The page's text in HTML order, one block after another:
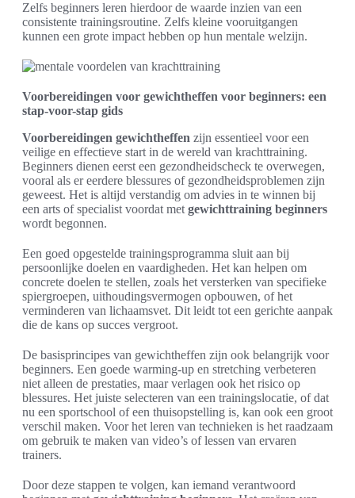
Zelfs beginners leren hierdoor de waarde inzien van een
consistente trainingsroutine. Zelfs kleine vooruitgangen
kunnen een grote impact hebben op hun mentale welzijn.
Voorbereidingen voor gewichtheffen voor beginners: een
stap-voor-stap gids
Voorbereidingen gewichtheffen zijn essentieel voor een
veilige en effectieve start in de wereld van krachttraining.
Beginners dienen eerst een gezondheidscheck te overwegen,
vooral als er eerdere blessures of gezondheidsproblemen zijn
geweest. Het is altijd verstandig om advies in te winnen bij
een arts of specialist voordat met gewichttraining beginners
wordt begonnen.
Een goed opgestelde trainingsprogramma sluit aan bij
persoonlijke doelen en vaardigheden. Het kan helpen om
concrete doelen te stellen, zoals het versterken van specifieke
spiergroepen, uithoudingsvermogen opbouwen, of het
verminderen van lichaamsvet. Dit leidt tot een gerichte aanpak
die de kans op succes vergroot.
De basisprincipes van gewichtheffen zijn ook belangrijk voor
beginners. Een goede warming-up en stretching verbeteren
niet alleen de prestaties, maar verlagen ook het risico op
blessures. Het juiste selecteren van een trainingslocatie, of dat
nu een sportschool of een thuisopstelling is, kan ook een groot
verschil maken. Voor het leren van technieken is het raadzaam
om gebruik te maken van video’s of lessen van ervaren
trainers.
Door deze stappen te volgen, kan iemand verantwoord